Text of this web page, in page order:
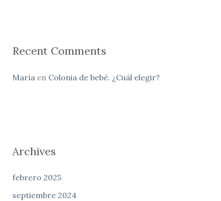
Recent Comments
María en Colonia de bebé. ¿Cuál elegir?
Archives
febrero 2025
septiembre 2024